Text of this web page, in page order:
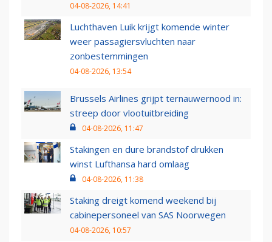
04-08-2026, 14:41
Luchthaven Luik krijgt komende winter
weer passagiersvluchten naar
zonbestemmingen
04-08-2026, 13:54
Brussels Airlines grijpt ternauwernood in:
streep door vlootuitbreiding
04-08-2026, 11:47
Stakingen en dure brandstof drukken
winst Lufthansa hard omlaag
04-08-2026, 11:38
Staking dreigt komend weekend bij
cabinepersoneel van SAS Noorwegen
04-08-2026, 10:57